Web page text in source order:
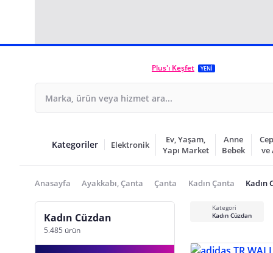
Plus'ı Keşfet YENİ
Kategoriler Elektronik
Ev, Yaşam,
Yapı Market
Anne
Bebek
ve
Anasayfa Ayakkabı, Çanta Çanta Kadın Çanta Kadın
Kadın Cüzdan
5.485 ürün
Kategori
Kadın Cüzdan